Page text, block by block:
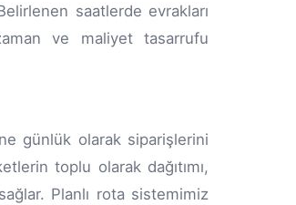
saatlerde evrakları
ve maliyet tasarrufu
günlük olarak siparişlerini
toplu olarak dağıtımı,
Planlı rota sistemimiz